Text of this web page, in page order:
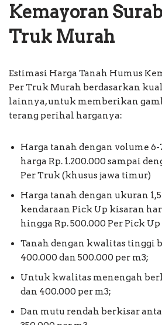
Kemayoran
Truk Murah
Estimasi Harga Tanah Humus
Per Truk Murah berdasarkan
lainnya, untuk memberikan
terang perihal harganya:
Harga tanah dengan volume
harga Rp. 1.200.000 sampai
Per Truk (khusus jawa timur)
Harga tanah dengan ukuran
kendaraan Pick Up kisaran
hingga Rp. 500.000 Per Pick Up
Tanah dengan kwalitas tinggi
400.000 dan 500.000 per m3;
Untuk kwalitas menengah
dan 400.000 per m3;
Dan mutu rendah berkisar